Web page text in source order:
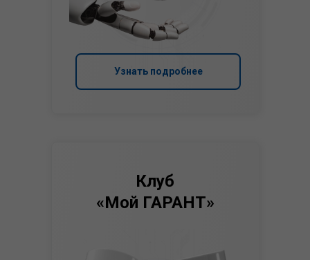
Клуб
«Мой ГАРАНТ»
Узнать подробнее